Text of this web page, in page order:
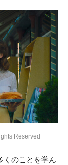
Reserved
くのことを学ん